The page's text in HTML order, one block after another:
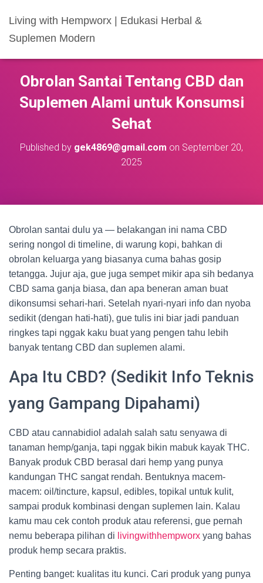
Living with Hempworx | Edukasi Herbal &
Suplemen Modern
Obrolan Santai Tentang CBD dan
Suplemen Alami untuk Konsumsi
Sehat
Published by gek4869@gmail.com on September 20,
2025
Obrolan santai dulu ya — belakangan ini nama CBD
sering nongol di timeline, di warung kopi, bahkan di
obrolan keluarga yang biasanya cuma bahas gosip
tetangga. Jujur aja, gue juga sempet mikir apa sih bedanya
CBD sama ganja biasa, dan apa beneran aman buat
dikonsumsi sehari-hari. Setelah nyari-nyari info dan nyoba
sedikit (dengan hati-hati), gue tulis ini biar jadi panduan
ringkes tapi nggak kaku buat yang pengen tahu lebih
banyak tentang CBD dan suplemen alami.
Apa Itu CBD? (Sedikit Info Teknis
yang Gampang Dipahami)
CBD atau cannabidiol adalah salah satu senyawa di
tanaman hemp/ganja, tapi nggak bikin mabuk kayak THC.
Banyak produk CBD berasal dari hemp yang punya
kandungan THC sangat rendah. Bentuknya macem-
macem: oil/tincture, kapsul, edibles, topikal untuk kulit,
sampai produk kombinasi dengan suplemen lain. Kalau
kamu mau cek contoh produk atau referensi, gue pernah
nemu beberapa pilihan di livingwithhempworx yang bahas
produk hemp secara praktis.
Penting banget: kualitas itu kunci. Cari produk yang punya